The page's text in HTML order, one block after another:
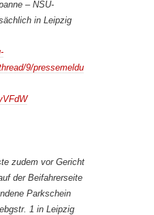
– NSU-
in Leipzig
9/pressemeldu
zudem vor Gericht
der Beifahrerseite
Parkschein
1 in Leipzig